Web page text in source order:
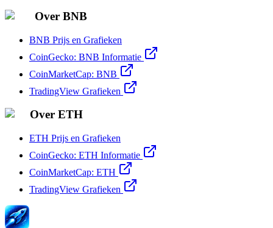
Over BNB
BNB Prijs en Grafieken
CoinGecko: BNB Informatie
CoinMarketCap: BNB
TradingView Grafieken
Over ETH
ETH Prijs en Grafieken
CoinGecko: ETH Informatie
CoinMarketCap: ETH
TradingView Grafieken